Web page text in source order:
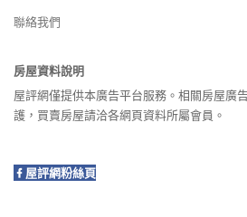
聯絡我們
房屋資料說明
屋評網僅提供本廣告平台服務。相關房屋廣
護，買賣房屋請洽各網頁資料所屬會員。
屋評網粉絲頁